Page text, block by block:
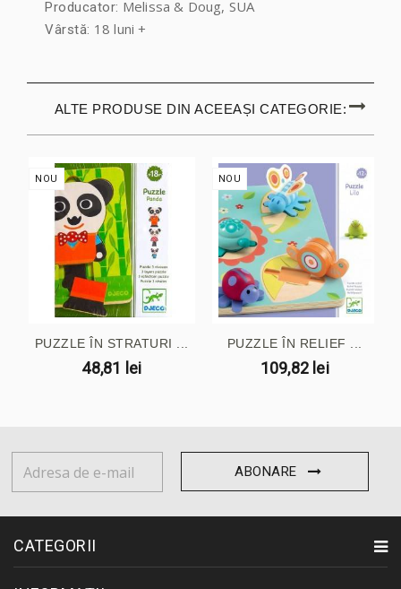
Producator: Melissa & Doug, SUA
Vârstă: 18 luni +
ALTE PRODUSE DIN ACEEAȘI CATEGORIE:
NOU
PUZZLE ÎN STRATURI ...
48,81 lei
NOU
PUZZLE ÎN RELIEF ...
109,82 lei
ABONARE
CATEGORII